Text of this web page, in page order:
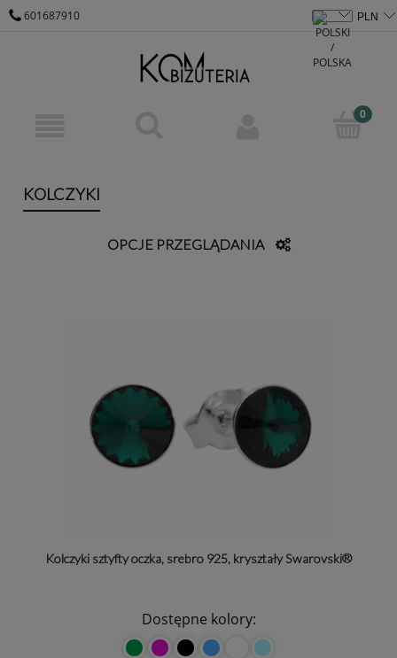
601687910
KOLCZYKI
OPCJE PRZEGLĄDANIA
Kolczyki sztyfty oczka, srebro 925, kryształy Swarovski®
Dostępne kolory: